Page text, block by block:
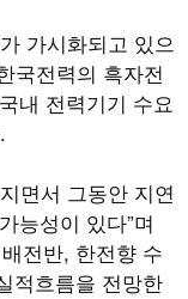
가시화되고 있으
국전력의 흑자전
내 전력기기 수요
면서 그동안 지연
능성이 있다”며
전반, 한전향 수
적흐름을 전망한